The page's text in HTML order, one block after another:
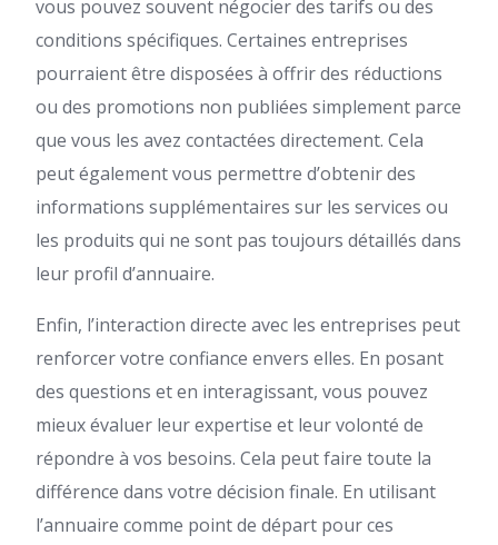
vous pouvez souvent négocier des tarifs ou des
conditions spécifiques. Certaines entreprises
pourraient être disposées à offrir des réductions
ou des promotions non publiées simplement parce
que vous les avez contactées directement. Cela
peut également vous permettre d’obtenir des
informations supplémentaires sur les services ou
les produits qui ne sont pas toujours détaillés dans
leur profil d’annuaire.
Enfin, l’interaction directe avec les entreprises peut
renforcer votre confiance envers elles. En posant
des questions et en interagissant, vous pouvez
mieux évaluer leur expertise et leur volonté de
répondre à vos besoins. Cela peut faire toute la
différence dans votre décision finale. En utilisant
l’annuaire comme point de départ pour ces